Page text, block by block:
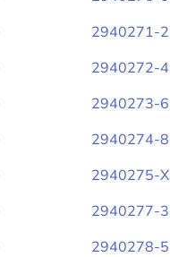
2940271-2
2940272-4
2940273-6
2940274-8
2940275-X
2940277-3
2940278-5